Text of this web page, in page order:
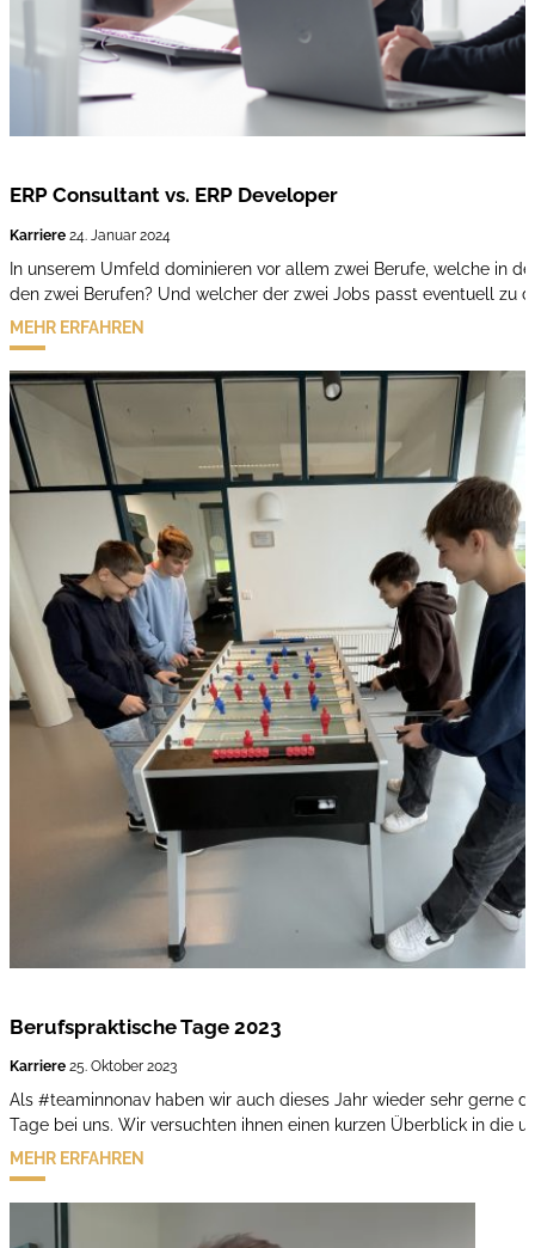
ERP Consultant vs. ERP Developer
Karriere 24. Januar 2024
In unserem Umfeld dominieren vor allem zwei Berufe, welche in
den zwei Berufen? Und welcher der zwei Jobs passt eventuell zu
MEHR ERFAHREN
Berufspraktische Tage 2023
Karriere 25. Oktober 2023
Als #teaminnonav haben wir auch dieses Jahr wieder sehr gerne
Tage bei uns. Wir versuchten ihnen einen kurzen Überblick in die
MEHR ERFAHREN